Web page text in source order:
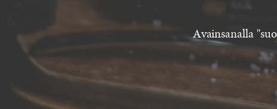
Avainsanalla